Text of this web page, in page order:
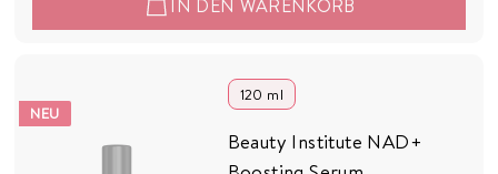
,
IN DEN WARENKORB
NEU
120 ml
Beauty Institute NAD+